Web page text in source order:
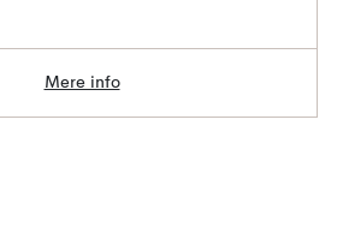
Mere info